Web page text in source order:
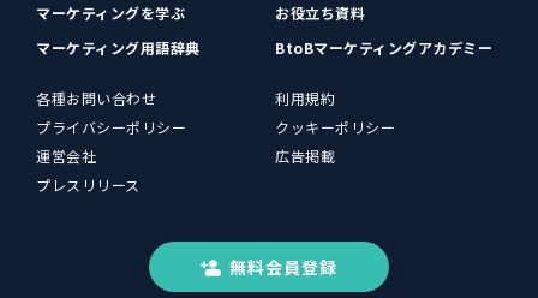
マーケティングを学ぶ
お役立ち資料
マーケティング用語辞典
BtoBマーケティングアカデミー
各種お問い合わせ
利用規約
プライバシーポリシー
クッキーポリシー
運営会社
広告掲載
プレスリリース
無料会員登録